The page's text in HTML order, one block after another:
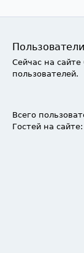
Сейчас на сайте
пользователей.
Всего
Гостей на